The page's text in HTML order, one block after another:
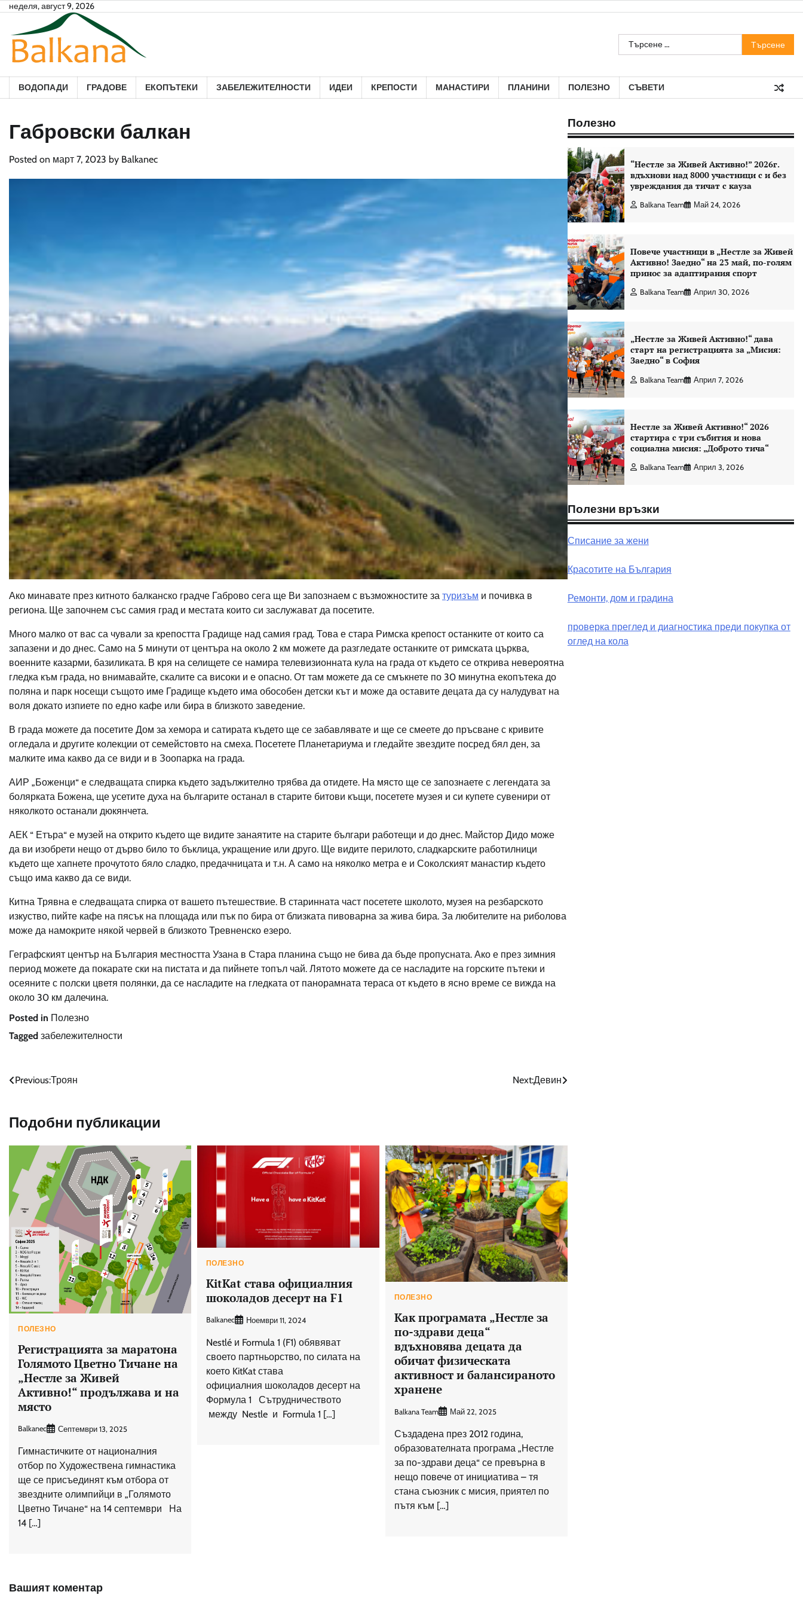
Skip
content
неделя, август 9, 2026
Търсене
за:
ВОДОПАДИ ГРАДОВЕ ЕКОПЪТЕКИ ЗАБЕЛЕЖИТЕЛНОСТИ ИДЕИ КРЕПОСТИ МАНАСТИРИ ПЛАНИНИ ПОЛЕЗНО СЪВЕТИ
Габровски балкан
Posted on март 7, 2023 by Balkanec
Ако минавате през китното балканско градче Габрово сега ще Ви запознаем с възможностите за туризъм и почивка в
региона. Ще започнем със самия град и местата които си заслужават да посетите.
Много малко от вас са чували за крепостта Градище над самия град. Това е стара Римска крепост останките от които са
запазени и до днес. Само на 5 минути от центъра на около 2 км можете да разгледате останките от римската църква,
военните казарми, базиликата. В кря на селищете се намира телевизионната кула на града от където се открива невероятна
гледка към града, но внимавайте, скалите са високи и е опасно. От там можете да се смъкнете по 30 минутна екопътека до
поляна и парк носещи същото име Градище където има обособен детски кът и може да оставите децата да су налудуват на
воля докато изпиете по едно кафе или бира в близкото заведение.
В града можете да посетите Дом за хемора и сатирата където ще се забавлявате и ще се смеете до пръсване с кривите
огледала и другите колекции от семейстовто на смеха. Посетете Планетариума и гледайте звездите посред бял ден, за
малките има какво да се види и в Зоопарка на града.
АИР „Боженци“ е следващата спирка където задължително трябва да отидете. На място ще се запознаете с легендата за
болярката Божена, ще усетите духа на българите останал в старите битови къщи, посетете музея и си купете сувенири от
няколкото останали дюкянчета.
АЕК “ Етъра“ е музей на открито където ще видите занаятите на старите българи работещи и до днес. Майстор Дидо може
да ви изобрети нещо от дърво било то бъклица, укращение или друго. Ще видите перилото, сладкарските работилници
където ще хапнете прочутото бяло сладко, предачницата и т.н. А само на няколко метра е и Соколският манастир където
също има какво да се види.
Китна Трявна е следващата спирка от вашето пътешествие. В старинната част посетете школото, музея на резбарското
изкуство, пийте кафе на пясък на площада или пък по бира от близката пивоварна за жива бира. За любителите на риболова
може да намокрите някой червей в близкото Тревненско езеро.
Геграфският център на България местността Узана в Стара планина също не бива да бъде пропусната. Ако е през зимния
период можете да покарате ски на пистата и да пийнете топъл чай. Лятото можете да се насладите на горските пътеки и
осеяните с полски цветя полянки, да се насладите на гледката от панорамната тераса от където в ясно време се вижда на
около 30 км далечина.
Posted in Полезно
Tagged забележителности
Навигация
Previous:Троян Next:Девин
Подобни публикации
ПОЛЕЗНО
Регистрацията за маратона
Голямото Цветно Тичане на
„Нестле за Живей
Aктивно!“ продължава и на
място
Balkanec Септември 13, 2025
Гимнастичките от националния
отбор по Художествена гимнастика
ще се присъединят към отбора от
звездните олимпийци в „Голямото
Цветно Тичане“ на 14 септември На
14 […]
ПОЛЕЗНО
KitKat става официалния
шоколадов десерт на F1
Balkanec Ноември 11, 2024
Nestlé и Formula 1 (F1) обявяват
своето партньорство, по силата на
което KitKat става
официалния шоколадов десерт на
Формула 1 Сътрудничеството
между Nestle и Formula 1 […]
ПОЛЕЗНО
Как програмата „Нестле за
по-здрави деца“
вдъхновява децата да
обичат физическата
активност и балансираното
хранене
Balkana Team Май 22, 2025
Създадена през 2012 година,
образователната програма „Нестле
за по-здрави деца“ се превърна в
нещо повече от инициатива – тя
стана съюзник с мисия, приятел по
пътя към […]
Вашият коментар
Полезно
“Нестле за Живей Aктивно!” 2026г.
вдъхнови над 8000 участници с и без
увреждания да тичат с кауза
Balkana Team Май 24, 2026
Повече участници в „Нестле за Живей
Активно! Заедно“ на 23 май, по-голям
принос за адаптирания спорт
Balkana Team Април 30, 2026
„Нестле за Живей Активно!“ дава
старт на регистрацията за „Мисия:
Заедно“ в София
Balkana Team Април 7, 2026
Нестле за Живей Активно!“ 2026
стартира с три събития и нова
социална мисия: „Доброто тича“
Balkana Team Април 3, 2026
Полезни връзки
Списание за жени
Красотите на България
Ремонти, дом и градина
проверка преглед и диагностика преди покупка от
оглед на кола